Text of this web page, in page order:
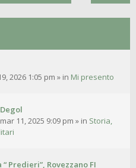
2026 1:05 pm » in Mi presento
11, 2025 9:09 pm » in Storia,
Predieri”, Rovezzano FI